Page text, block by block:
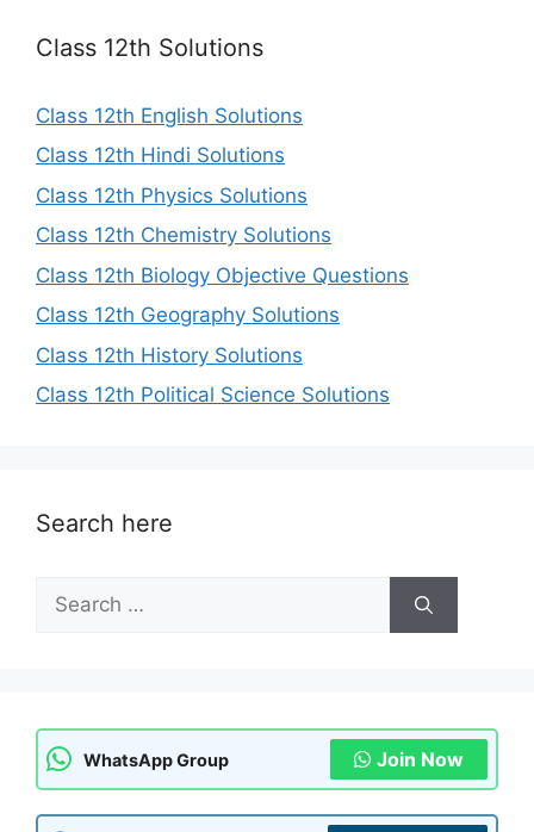
Class 12th Solutions
Class 12th English Solutions
Class 12th Hindi Solutions
Class 12th Physics Solutions
Class 12th Chemistry Solutions
Class 12th Biology Objective Questions
Class 12th Geography Solutions
Class 12th History Solutions
Class 12th Political Science Solutions
Search here
Search
for:
WhatsApp Group Join Now